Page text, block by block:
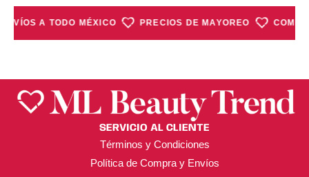
A TODO MÉXICO PRECIOS DE MAYOREO
SERVICIO AL CLIENTE
Términos y Condiciones
Política de Compra y Envíos